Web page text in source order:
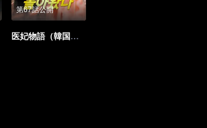
第67話公開
医妃物語（韓国語版）